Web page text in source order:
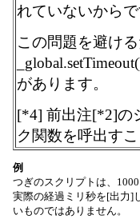
れていないからで
この問題を避け
があります。
[*4] 前出注[*2]の
ク関数を呼出す
例
つぎのスクリプトは、
実際の経過ミリ秒を[出力]
いものではありません。